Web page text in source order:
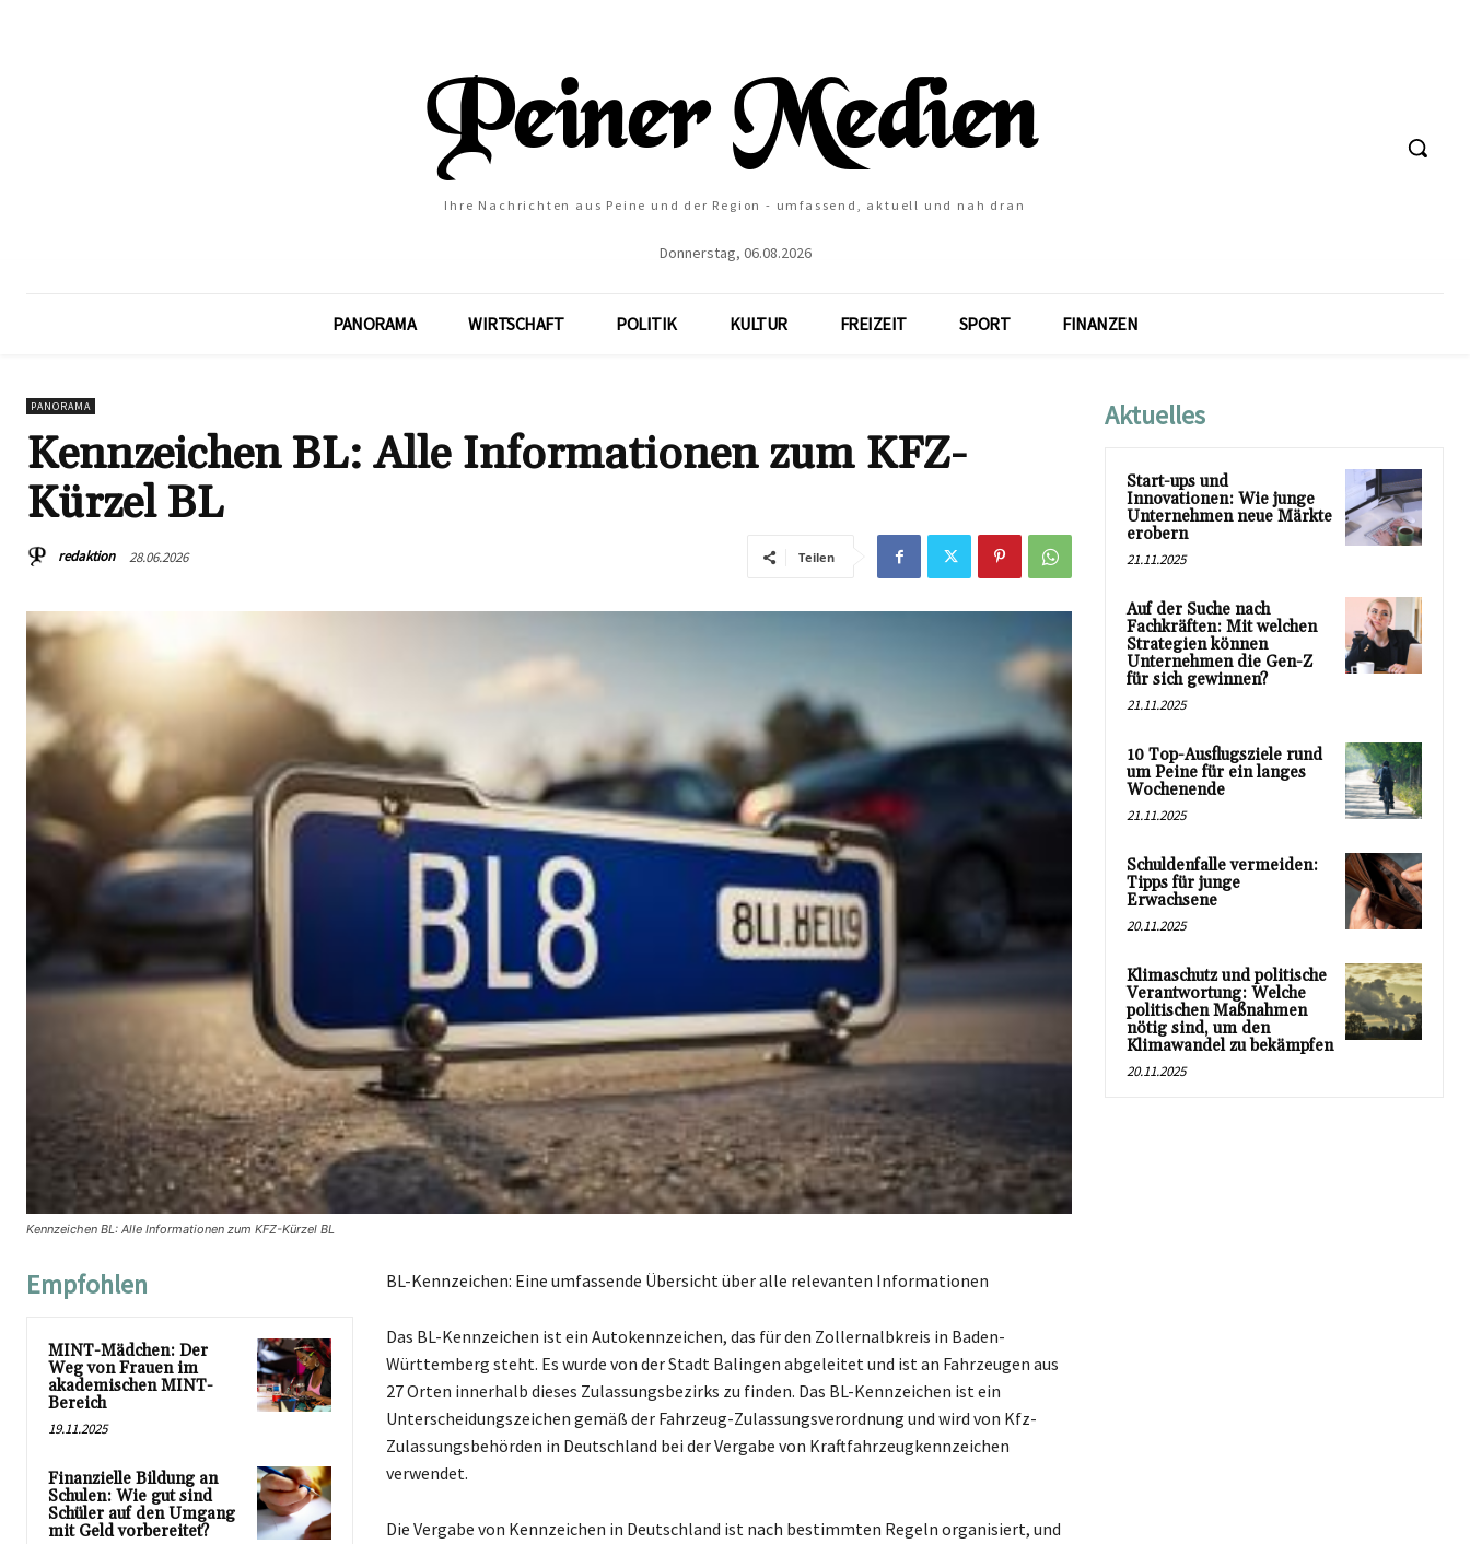
Ihre Nachrichten aus Peine und der Region - umfassend, aktuell und nah dran
Donnerstag, 06.08.2026
PANORAMA WIRTSCHAFT POLITIK KULTUR FREIZEIT SPORT FINANZEN
PANORAMA
Kennzeichen BL: Alle Informationen zum KFZ-
Kürzel BL
redaktion 28.06.2026 Teilen
Kennzeichen BL: Alle Informationen zum KFZ-Kürzel BL
Empfohlen
MINT-Mädchen: Der
Weg von Frauen im
akademischen MINT-
Bereich
19.11.2025
Finanzielle Bildung an
Schulen: Wie gut sind
Schüler auf den Umgang
mit Geld vorbereitet?
BL-Kennzeichen: Eine umfassende Übersicht über alle relevanten Informationen
Das BL-Kennzeichen ist ein Autokennzeichen, das für den Zollernalbkreis in Baden-
Württemberg steht. Es wurde von der Stadt Balingen abgeleitet und ist an Fahrzeugen aus
27 Orten innerhalb dieses Zulassungsbezirks zu finden. Das BL-Kennzeichen ist ein
Unterscheidungszeichen gemäß der Fahrzeug-Zulassungsverordnung und wird von Kfz-
Zulassungsbehörden in Deutschland bei der Vergabe von Kraftfahrzeugkennzeichen
verwendet.
Die Vergabe von Kennzeichen in Deutschland ist nach bestimmten Regeln organisiert, und
Aktuelles
Start-ups und
Innovationen: Wie junge
Unternehmen neue Märkte
erobern
21.11.2025
Auf der Suche nach
Fachkräften: Mit welchen
Strategien können
Unternehmen die Gen-Z
für sich gewinnen?
21.11.2025
10 Top-Ausflugsziele rund
um Peine für ein langes
Wochenende
21.11.2025
Schuldenfalle vermeiden:
Tipps für junge
Erwachsene
20.11.2025
Klimaschutz und politische
Verantwortung: Welche
politischen Maßnahmen
nötig sind, um den
Klimawandel zu bekämpfen
20.11.2025